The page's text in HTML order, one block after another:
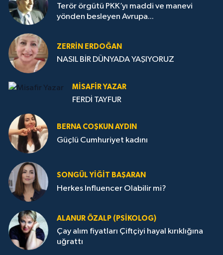
Terör örgütü PKK’yı maddi ve manevi
yönden besleyen Avrupa...
ZERRIN ERDOĞAN
NASIL BİR DÜNYADA YAŞIYORUZ
MISAFIR YAZAR
FERDİ TAYFUR
BERNA COŞKUN AYDIN
Güçlü Cumhuriyet kadını
SONGÜL YIĞIT BAŞARAN
Herkes Influencer Olabilir mi?
ALANUR ÖZALP (PSIKOLOG)
Çay alım fiyatları Çiftçiyi hayal kırıklığına
uğrattı